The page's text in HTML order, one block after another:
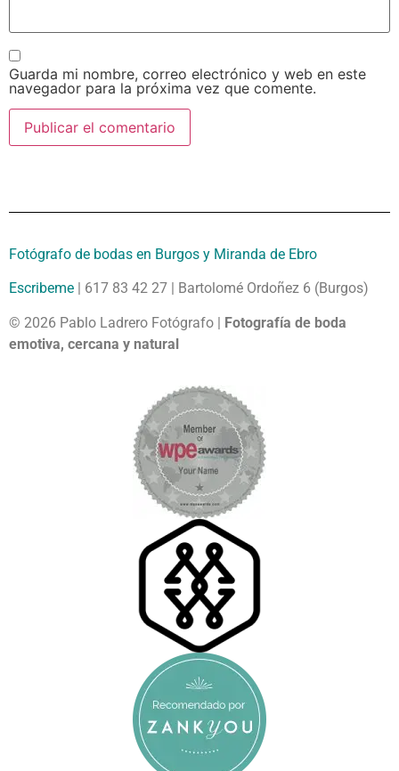
Guarda mi nombre, correo electrónico y web en este
navegador para la próxima vez que comente.
Fotógrafo de bodas en Burgos y Miranda de Ebro
Escribeme | 617 83 42 27 | Bartolomé Ordoñez 6 (Burgos)
© 2026 Pablo Ladrero Fotógrafo | Fotografía de boda
emotiva, cercana y natural